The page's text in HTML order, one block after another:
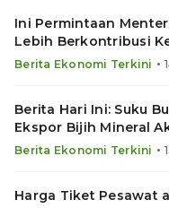
Ini Permintaan
Lebih Berkontribusi
Berita Ekonomi Terkini •
Berita Hari Ini: Suku
Ekspor Bijih Mineral
Berita Ekonomi Terkini •
Harga Tiket Pesawat